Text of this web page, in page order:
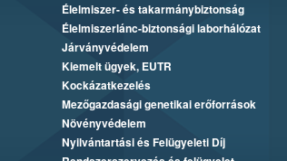
Élelmiszer- és takarmánybiztonság
Élelmiszerlánc-biztonsági laborhálózat
Járványvédelem
Kiemelt ügyek, EUTR
Kockázatkezelés
Mezőgazdasági genetikai erőforrások
Növényvédelem
Nyilvántartási és Felügyeleti Díj